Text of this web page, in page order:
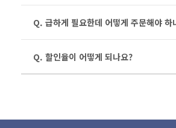
Q. 급하게 필요한데 어떻게 주문해야 하
Q. 할인율이 어떻게 되나요?